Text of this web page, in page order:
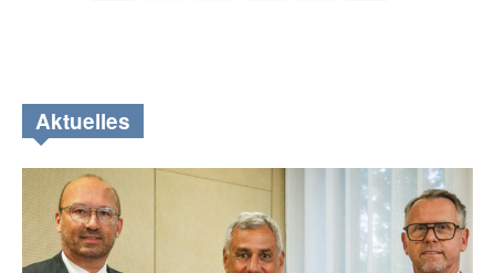
Aktuelles